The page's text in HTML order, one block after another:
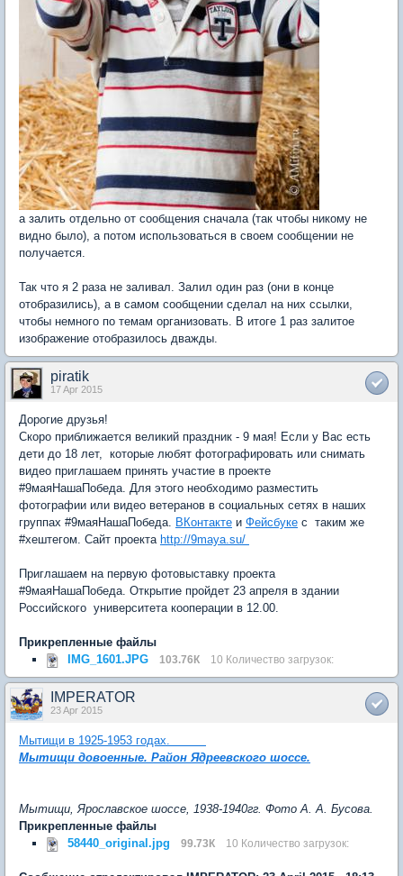
а залить отдельно от сообщения сначала (так чтобы никому не
видно было), а потом использоваться в своем сообщении не
получается.
Так что я 2 раза не заливал. Залил один раз (они в конце
отобразились), а в самом сообщении сделал на них ссылки,
чтобы немного по темам организовать. В итоге 1 раз залитое
изображение отобразилось дважды.
piratik
17 Apr 2015
Дорогие друзья!
Скоро приближается великий праздник - 9 мая! Если у Вас есть
дети до 18 лет, которые любят фотографировать или снимать
видео приглашаем принять участие в проекте
#9маяНашаПобеда. Для этого необходимо разместить
фотографии или видео ветеранов в социальных сетях в наших
группах #9маяНашаПобеда. ВКонтакте и Фейсбуке с таким же
#хештегом. Сайт проекта http://9maya.su/
Приглашаем на первую фотовыставку проекта
#9маяНашаПобеда. Открытие пройдет 23 апреля в здании
Российского университета кооперации в 12.00.
Прикрепленные файлы
IMG_1601.JPG
103.76К 10 Количество загрузок:
IMPERATOR
23 Apr 2015
Мытищи в 1925-1953 годах.
Мытищи довоенные. Район Ядреевского шоссе.
Мытищи, Ярославское шоссе, 1938-1940гг. Фото А. А. Бусова.
Прикрепленные файлы
58440_original.jpg
99.73К 10 Количество загрузок: